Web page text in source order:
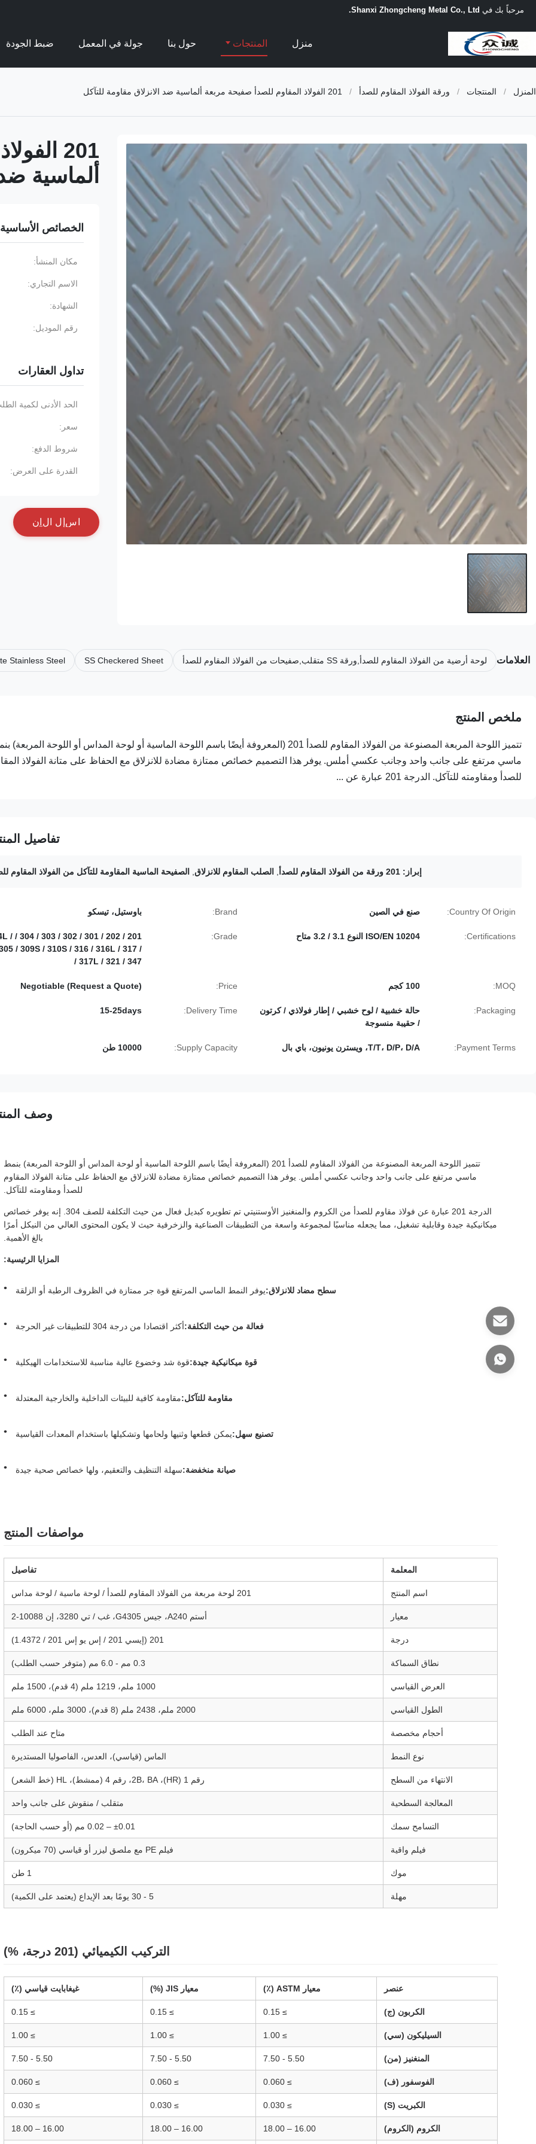
مرحباً بك في Shanxi Zhongcheng Metal Co., Ltd.
منزل المنتجات حول بنا جولة في المعمل ضبط الجودة
المنزل / المنتجات / ورقة الفولاذ المقاوم للصدأ / 201 الفولاذ المقاوم للصدأ صفيحة مربعة ألماسية ضد الانزلاق مقاومة للتآكل
201
ألماسية
الخصائص الأساسية
مكان المنشأ:
الاسم التجاري:
الشهادة:
رقم الموديل:
تداول العقارات
الحد الأدنى لكمية
سعر:
شروط الدفع:
القدرة على العرض:
س ل ل ن
العلامات لوحة أرضية من الفولاذ المقاوم للصدأ,ورقة SS متقلب,صفيحات من الفولاذ المقاوم للصدأ SS Checkered Sheet
Stainless Steel
ملخص المنتج
تتميز اللوحة المربعة المصنوعة من الفولاذ المقاوم للصدأ 201 (المعروفة أيضًا باسم اللوحة الماسية أو لوحة المداس أو اللوحة
ماسي مرتفع على جانب واحد وجانب عكسي أملس. يوفر هذا التصميم خصائص ممتازة مضادة للانزلاق مع الحفاظ على متانة الفولاذ
للصدأ ومقاومته للتآكل. الدرجة 201 عبارة عن ...
تفاصيل
إبراز: 201 ورقة من الفولاذ المقاوم للصدأ الصلب المقاوم للانزلاق الصفيحة الماسية المقاومة للتآكل من الفولاذ المقاوم
Country Of Origin: صنع في الصين Brand: باوستيل، تيسكو
Certifications: ISO/EN 10204 النوع 3.1 / 3.2 متاح Grade:
303 / 304 / 304L /
/ 309S / 310S / 316 / 316L / 317 /
317L / 321 / 347 /
MOQ: 100 كجم Price:
Negotiable (Request a Quote)
Packaging:
حالة خشبية / لوح خشبي / إطار فولاذي / كرتون
/ حقيبة منسوجة
Delivery Time:
15-25days
Payment Terms: T/T، D/P، D/A، ويسترن يونيون، باي بال Supply Capacity: 10000 طن
وصف
تتميز اللوحة المربعة المصنوعة من الفولاذ المقاوم للصدأ 201 (المعروفة أيضًا باسم اللوحة الماسية أو لوحة المداس أو اللوحة المربعة) بنمط
ماسي مرتفع على جانب واحد وجانب عكسي أملس. يوفر هذا التصميم خصائص ممتازة مضادة للانزلاق مع الحفاظ على متانة الفولاذ المقاوم
للصدأ ومقاومته للتآكل.
الدرجة 201 عبارة عن فولاذ مقاوم للصدأ من الكروم والمنغنيز الأوستنيتي تم تطويره كبديل فعال من حيث التكلفة للصف 304. إنه يوفر خصائص
ميكانيكية جيدة وقابلية تشغيل، مما يجعله مناسبًا لمجموعة واسعة من التطبيقات الصناعية والزخرفية حيث لا يكون المحتوى العالي من النيكل أمرًا
بالغ الأهمية.
المزايا الرئيسية:
سطح مضاد للانزلاق:يوفر النمط الماسي المرتفع قوة جر ممتازة في الظروف الرطبة أو الزلقة
فعالة من حيث التكلفة:أكثر اقتصادا من درجة 304 للتطبيقات غير الحرجة
قوة ميكانيكية جيدة:قوة شد وخضوع عالية مناسبة للاستخدامات الهيكلية
مقاومة للتآكل:مقاومة كافية للبيئات الداخلية والخارجية المعتدلة
تصنيع سهل:يمكن قطعها وثنيها ولحامها وتشكيلها باستخدام المعدات القياسية
صيانة منخفضة:سهلة التنظيف والتعقيم، ولها خصائص صحية جيدة
مواصفات المنتج
المعلمة تفاصيل
اسم المنتج 201 لوحة مربعة من الفولاذ المقاوم للصدأ / لوحة ماسية / لوحة مداس
معيار أستم A240، جيس G4305، غب / تي 3280، إن 10088-2
درجة 201 (إيسي 201 / إس يو إس 201 / 1.4372)
نطاق السماكة 0.3 مم - 6.0 مم (متوفر حسب الطلب)
العرض القياسي 1000 ملم، 1219 ملم (4 قدم)، 1500 ملم
الطول القياسي 2000 ملم، 2438 ملم (8 قدم)، 3000 ملم، 6000 ملم
أحجام مخصصة متاح عند الطلب
نوع النمط الماس (قياسي)، العدس، الفاصوليا المستديرة
الانتهاء من السطح رقم 1 (HR)، 2B، BA، رقم 4 (ممشط)، HL (خط الشعر)
المعالجة السطحية متقلب / منقوش على جانب واحد
التسامح سمك ±0.01 – 0.02 مم (أو حسب الحاجة)
فيلم واقية فيلم PE مع ملصق ليزر أو قياسي (70 ميكرون)
موك 1 طن
مهلة 5 - 30 يومًا بعد الإيداع (يعتمد على الكمية)
التركيب الكيميائي (201 درجة، %)
عنصر معيار ASTM (٪) معيار JIS (%) غيغابايت قياسي (٪)
الكربون (ج) ≥ 0.15
≥ 0.15
≥ 0.15
السيليكون (سي) ≥ 1.00
≥ 1.00
≥ 1.00
المنغنيز (من) 5.50 - 7.50
5.50 - 7.50
5.50 - 7.50
الفوسفور (ف) ≥ 0.060
≥ 0.060
≥ 0.060
الكبريت (S) ≥ 0.030
≥ 0.030
≥ 0.030
الكروم (الكروم) 16.00 – 18.00
16.00 – 18.00
16.00 – 18.00